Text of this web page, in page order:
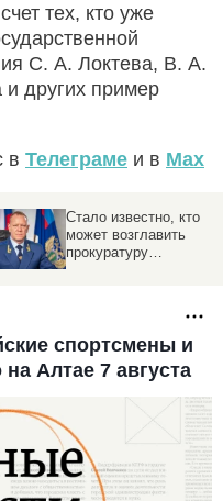
тех, кто уже
С. А. Локтева, В. А.
других пример
в Телеграме и в Max
Стало известно, кто
может возглавить
прокуратуру
спортсмены и
Алтае 7 августа